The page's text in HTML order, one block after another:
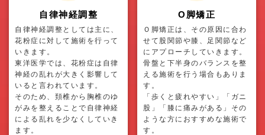
自律神経調整
自律神経調整としては主に、
花粉症に対して施術を行って
いきます。
東洋医学では、花粉症は自律
神経の乱れが大きく影響して
いると言われています。
そのため、頚椎から胸椎のゆ
がみを整えることで自律神経
による乱れを少なくしていき
ます。
O脚矯正
Ｏ脚矯正は、その原因に合わ
せて股関節や膝、足関節など
にアプローチしていきます。
骨盤と下半身のバランスを整
える施術を行う場合もありま
す。
「歩くと疲れやすい」「ガニ
股」「膝に痛みがある」その
ような方におすすめな施術で
す。